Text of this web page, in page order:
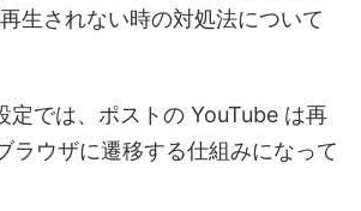
生されない時の対処法について
定では、ポストの YouTube は再
ラウザに遷移する仕組みになって